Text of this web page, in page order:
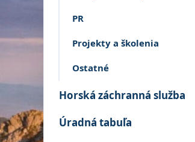
PR
Projekty a školenia
Ostatné
Horská záchranná služba
Úradná tabuľa